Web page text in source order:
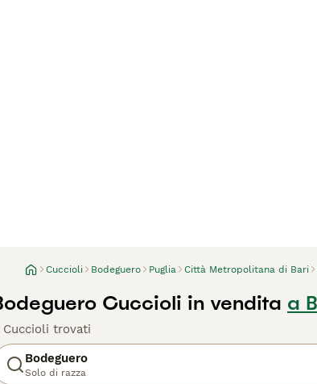
Cuccioli Bodeguero Puglia Città Metropolitana di Bari
Cuccioli in vendita a
Cuccioli trovati
Bodeguero
Solo di razza